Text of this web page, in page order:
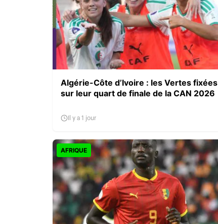
Algérie-Côte d’Ivoire : les Vertes fixées
sur leur quart de finale de la CAN 2026
Il y a 1 jour
AFRIQUE